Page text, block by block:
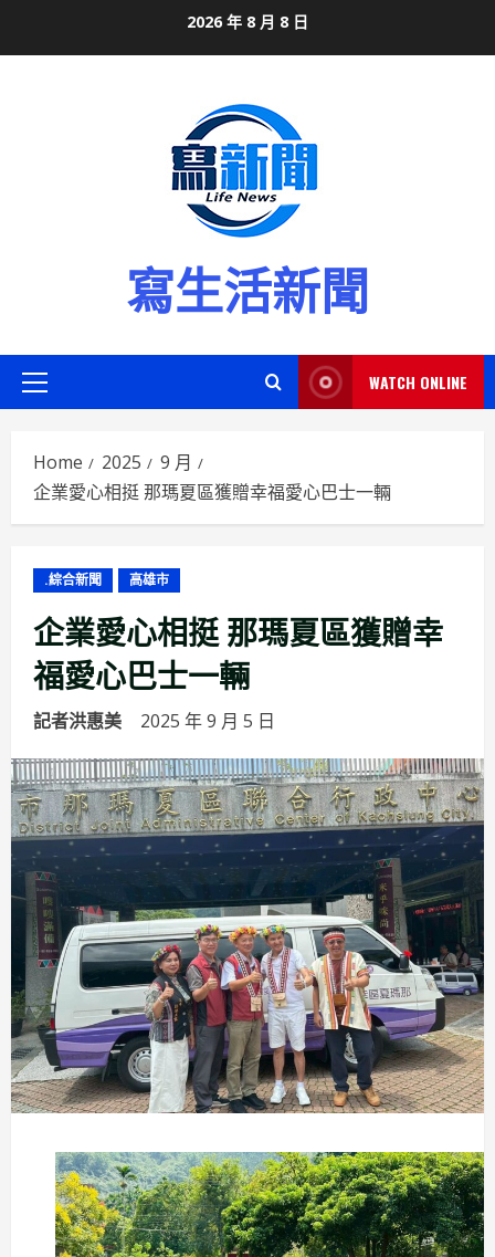
2026 年 8 月 8 日
寫生活新聞
Primary
WATCH ONLINE
Home 2025
9 月
企業愛心相挺 那瑪夏區獲贈幸福愛心巴士一輛
.綜合新聞 高雄市
企業愛心相挺 那瑪夏區獲贈幸
福愛心巴士一輛
記者洪惠美 2025 年 9 月 5 日